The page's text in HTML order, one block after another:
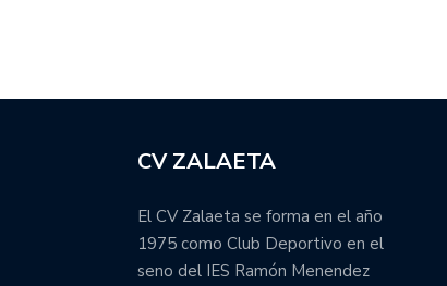
CV ZALAETA
El CV Zalaeta se forma en el año
1975 como Club Deportivo en el
seno del IES Ramón Menendez